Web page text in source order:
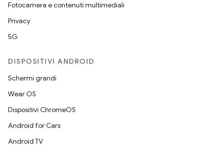
Fotocamera e contenuti multimediali
Privacy
5G
DISPOSITIVI ANDROID
Schermi grandi
Wear OS
Dispositivi ChromeOS
Android for Cars
Android TV